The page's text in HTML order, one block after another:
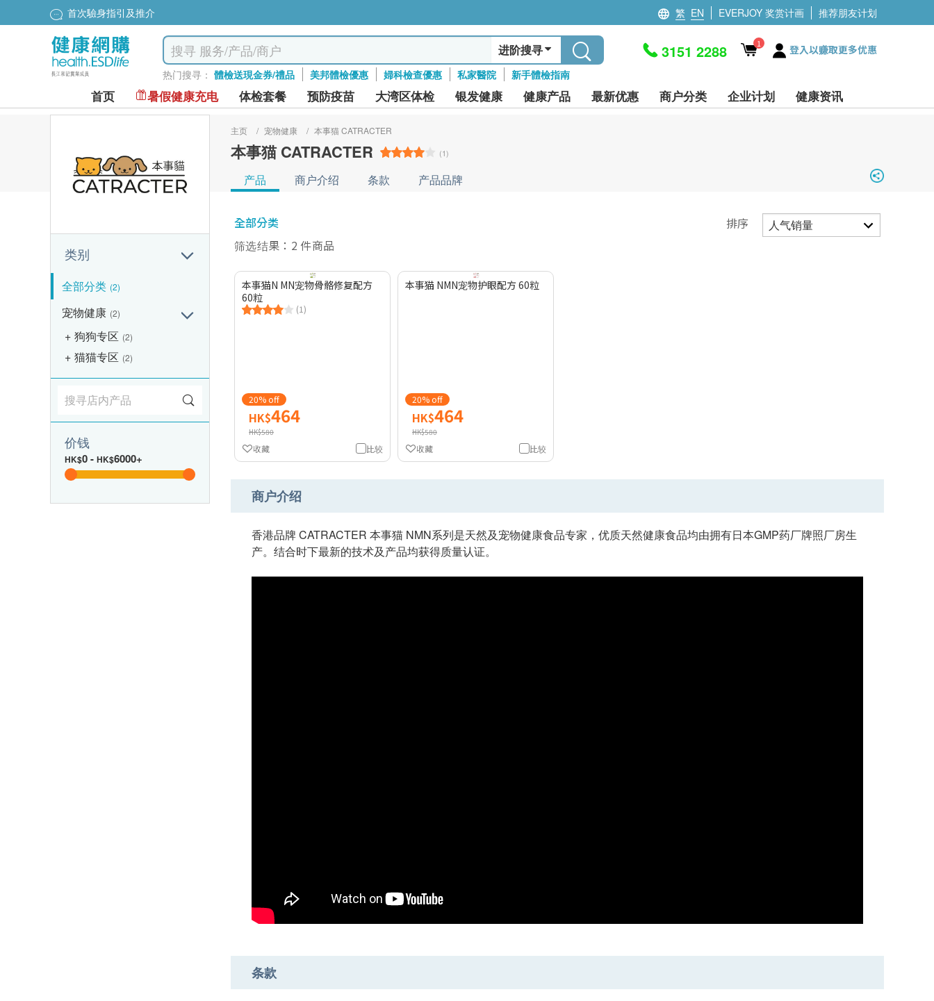
首次驗身指引及推介 繁 EN EVERJOY 奖赏计画 推荐朋友计划
进阶搜寻
热门搜寻： 體檢送現金券/禮品 美邦體檢優惠 婦科檢查優惠 私家醫院 新手體檢指南
3151 2288 1 登入以赚取更多优惠
首页 暑假健康充电 体检套餐 预防疫苗 大湾区体检 银发健康 健康产品 最新优惠 商户分类 企业计划 健康资讯
类别
全部分类 (2)
宠物健康 (2)
狗狗专区 (2)
猫猫专区 (2)
价钱
HK$0- HK$6000+
主页 / 宠物健康 / 本事猫 CATRACTER
本事猫 CATRACTER (1)
产品 商户介绍 条款 产品品牌
全部分类
排序
筛选结果：2 件商品
本事猫N MN宠物骨骼修复配方
60粒
(1)
20% off
HK$464
HK$580
比较
收藏
本事猫 NMN宠物护眼配方 60粒
20% off
HK$464
HK$580
比较
收藏
商户介绍
香港品牌 CATRACTER 本事猫 NMN系列是天然及宠物健康食品专家，优质天然健康食品均由拥有日本GMP药厂牌照厂房生
产。结合时下最新的技术及产品均获得质量认证。
条款